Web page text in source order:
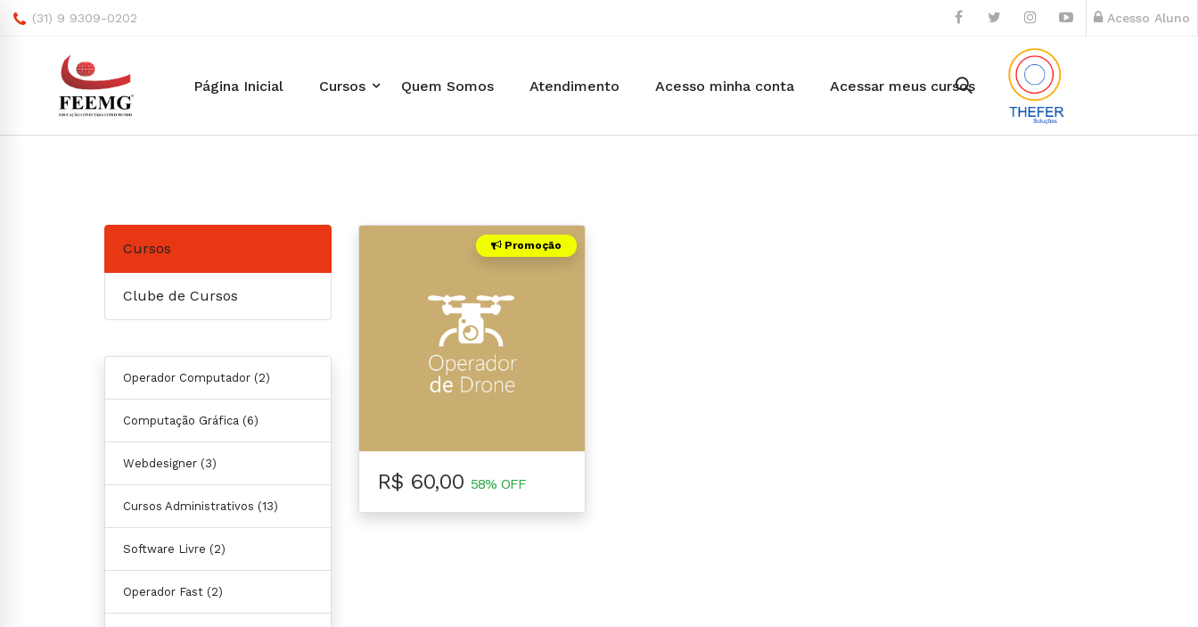
(31) 9 9309-0202 Acesso Aluno
Página Inicial Cursos Quem Somos Atendimento Acesso minha conta Acessar meus cursos
Cursos
Clube de Cursos
Operador Computador (2)
Computação Gráfica (6)
Webdesigner (3)
Cursos Administrativos (13)
Software Livre (2)
Operador Fast (2)
Promoção
R$ 60,00 58% OFF